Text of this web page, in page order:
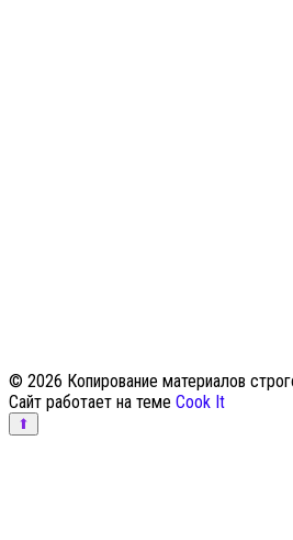
© 2026 Копирование материалов
Сайт работает на теме Cook It